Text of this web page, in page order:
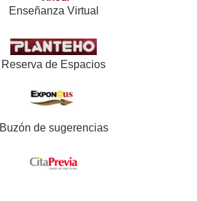
Enseñanza Virtual
Reserva de Espacios
Buzón de sugerencias